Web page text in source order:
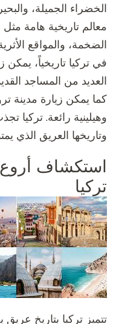
الخضراء الجميلة،
معالم تاريخية هامة مثل
الضخمة، والمواقع
في تركيا تاريخياً،
العديد من المساجد
كما يمكن زيارة مدينة
وهيلينية رائعة. تركيا
وتاريخها العريق الذي
استكشاف أروع
تركيا
تتميز تركيا بتاريخ